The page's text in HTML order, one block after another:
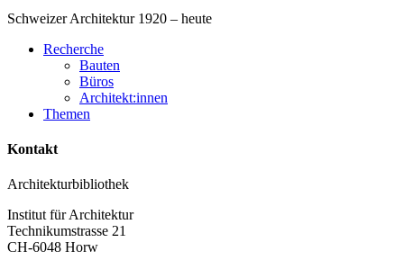
Schweizer Architektur 1920 – heute
Recherche
Bauten
Büros
Architekt:innen
Themen
Kontakt
Architekturbibliothek
Institut für Architektur
Technikumstrasse 21
CH-6048 Horw